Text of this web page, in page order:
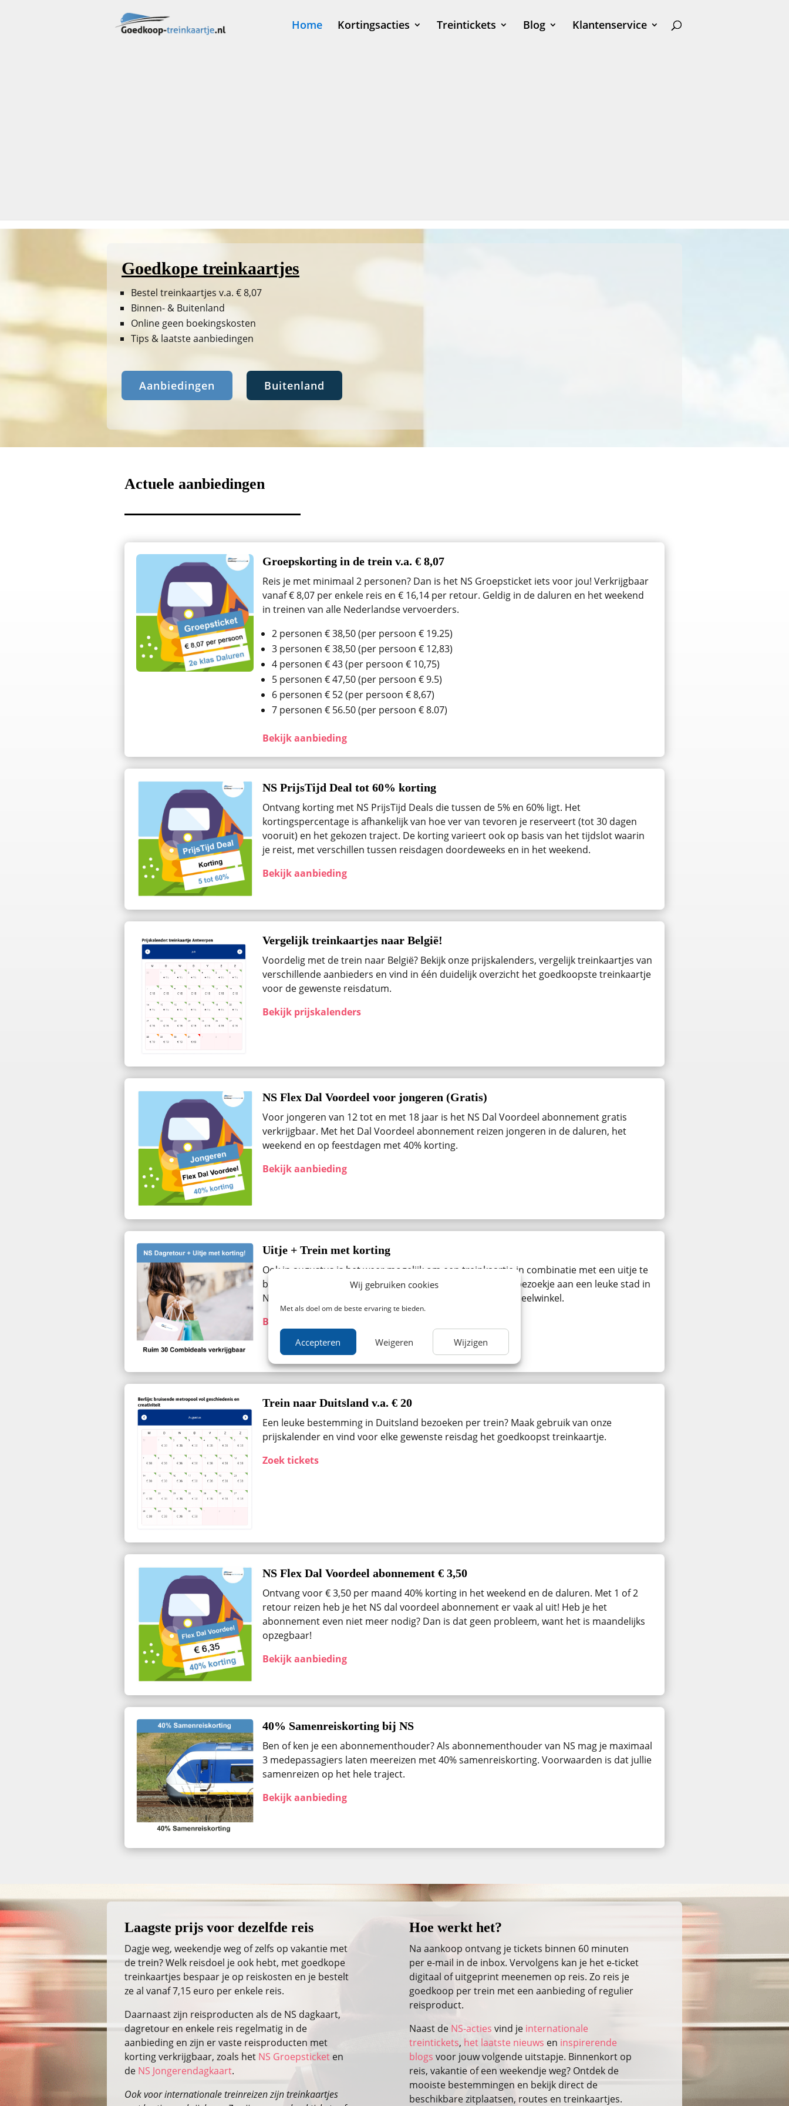
Wij gebruiken cookies
Met als doel om de beste ervaring te bieden.
Accepteren Weigeren Wijzigen
Home Kortingsacties Treintickets Blog Klantenservice
Goedkope treinkaartjes
Bestel treinkaartjes v.a. € 8,07
Binnen- & Buitenland
Online geen boekingskosten
Tips & laatste aanbiedingen
Aanbiedingen Buitenland
Actuele aanbiedingen
Groepskorting in de trein v.a. € 8,07
Reis je met minimaal 2 personen? Dan is het NS Groepsticket iets voor jou! Verkrijgbaar
vanaf € 8,07 per enkele reis en € 16,14 per retour. Geldig in de daluren en het weekend
in treinen van alle Nederlandse vervoerders.
2 personen € 38,50 (per persoon € 19.25)
3 personen € 38,50 (per persoon € 12,83)
4 personen € 43 (per persoon € 10,75)
5 personen € 47,50 (per persoon € 9.5)
6 personen € 52 (per persoon € 8,67)
7 personen € 56.50 (per persoon € 8.07)
Bekijk aanbieding
NS PrijsTijd Deal tot 60% korting
Ontvang korting met NS PrijsTijd Deals die tussen de 5% en 60% ligt. Het
kortingspercentage is afhankelijk van hoe ver van tevoren je reserveert (tot 30 dagen
vooruit) en het gekozen traject. De korting varieert ook op basis van het tijdslot waarin
je reist, met verschillen tussen reisdagen doordeweeks en in het weekend.
Bekijk aanbieding
Vergelijk treinkaartjes naar België!
Voordelig met de trein naar België? Bekijk onze prijskalenders, vergelijk treinkaartjes van
verschillende aanbieders en vind in één duidelijk overzicht het goedkoopste treinkaartje
voor de gewenste reisdatum.
Bekijk prijskalenders
NS Flex Dal Voordeel voor jongeren (Gratis)
Voor jongeren van 12 tot en met 18 jaar is het NS Dal Voordeel abonnement gratis
verkrijgbaar. Met het Dal Voordeel abonnement reizen jongeren in de daluren, het
weekend en op feestdagen met 40% korting.
Bekijk aanbieding
Uitje + Trein met korting
Ook in augustus ​is het weer mogelijk om een treinkaartje in combinatie met een uitje te
bestellen. Denk aan een pretpark, een beurs, museum of bezoekje aan een leuke stad in
Nederland. Bekijk alle beschikbare uitjes van de NS Spoordeelwinkel.
Bekijk aanbieding
Trein naar Duitsland v.a. € 20
Een leuke bestemming in Duitsland bezoeken per trein? Maak gebruik van onze
prijskalender en vind voor elke gewenste reisdag het goedkoopst treinkaartje.
Zoek tickets
NS Flex Dal Voordeel abonnement € 3,50
Ontvang voor € 3,50 per maand 40% korting in het weekend en de daluren. Met 1 of 2
retour reizen heb je het NS dal voordeel abonnement er vaak al uit! Heb je het
abonnement even niet meer nodig? Dan is dat geen probleem, want het is maandelijks
opzegbaar!
Bekijk aanbieding
40% Samenreiskorting bij NS
Ben of ken je een abonnementhouder? Als abonnementhouder van NS mag je maximaal
3 medepassagiers laten meereizen met 40% samenreiskorting. Voorwaarden is dat jullie
samenreizen op het hele traject.
Bekijk aanbieding
Laagste prijs voor dezelfde reis
Dagje weg, weekendje weg of zelfs op vakantie met
de trein? Welk reisdoel je ook hebt, met goedkope
treinkaartjes bespaar je op reiskosten en je bestelt
ze al vanaf 7,15 euro per enkele reis.
Daarnaast zijn reisproducten als de NS dagkaart,
dagretour en enkele reis regelmatig in de
aanbieding en zijn er vaste reisproducten met
korting verkrijgbaar, zoals het NS Groepsticketen
de NS Jongerendagkaart.
Ook voor internationale treinreizen zijn treinkaartjes
Hoe werkt het?
Na aankoop ontvang je tickets binnen 60 minuten
per e-mail in de inbox. Vervolgens kan je het e-ticket
digitaal of uitgeprint meenemen op reis. Zo reis je
goedkoop per trein met een aanbieding of regulier
reisproduct.
Naast de NS-acties vind je internationale
treintickets, het laatste nieuws en inspirerende
blogs voor jouw volgende uitstapje. Binnenkort op
reis, vakantie of een weekendje weg? Ontdek de
mooiste bestemmingen en bekijk direct de
beschikbare zitplaatsen, routes en treinkaartjes.